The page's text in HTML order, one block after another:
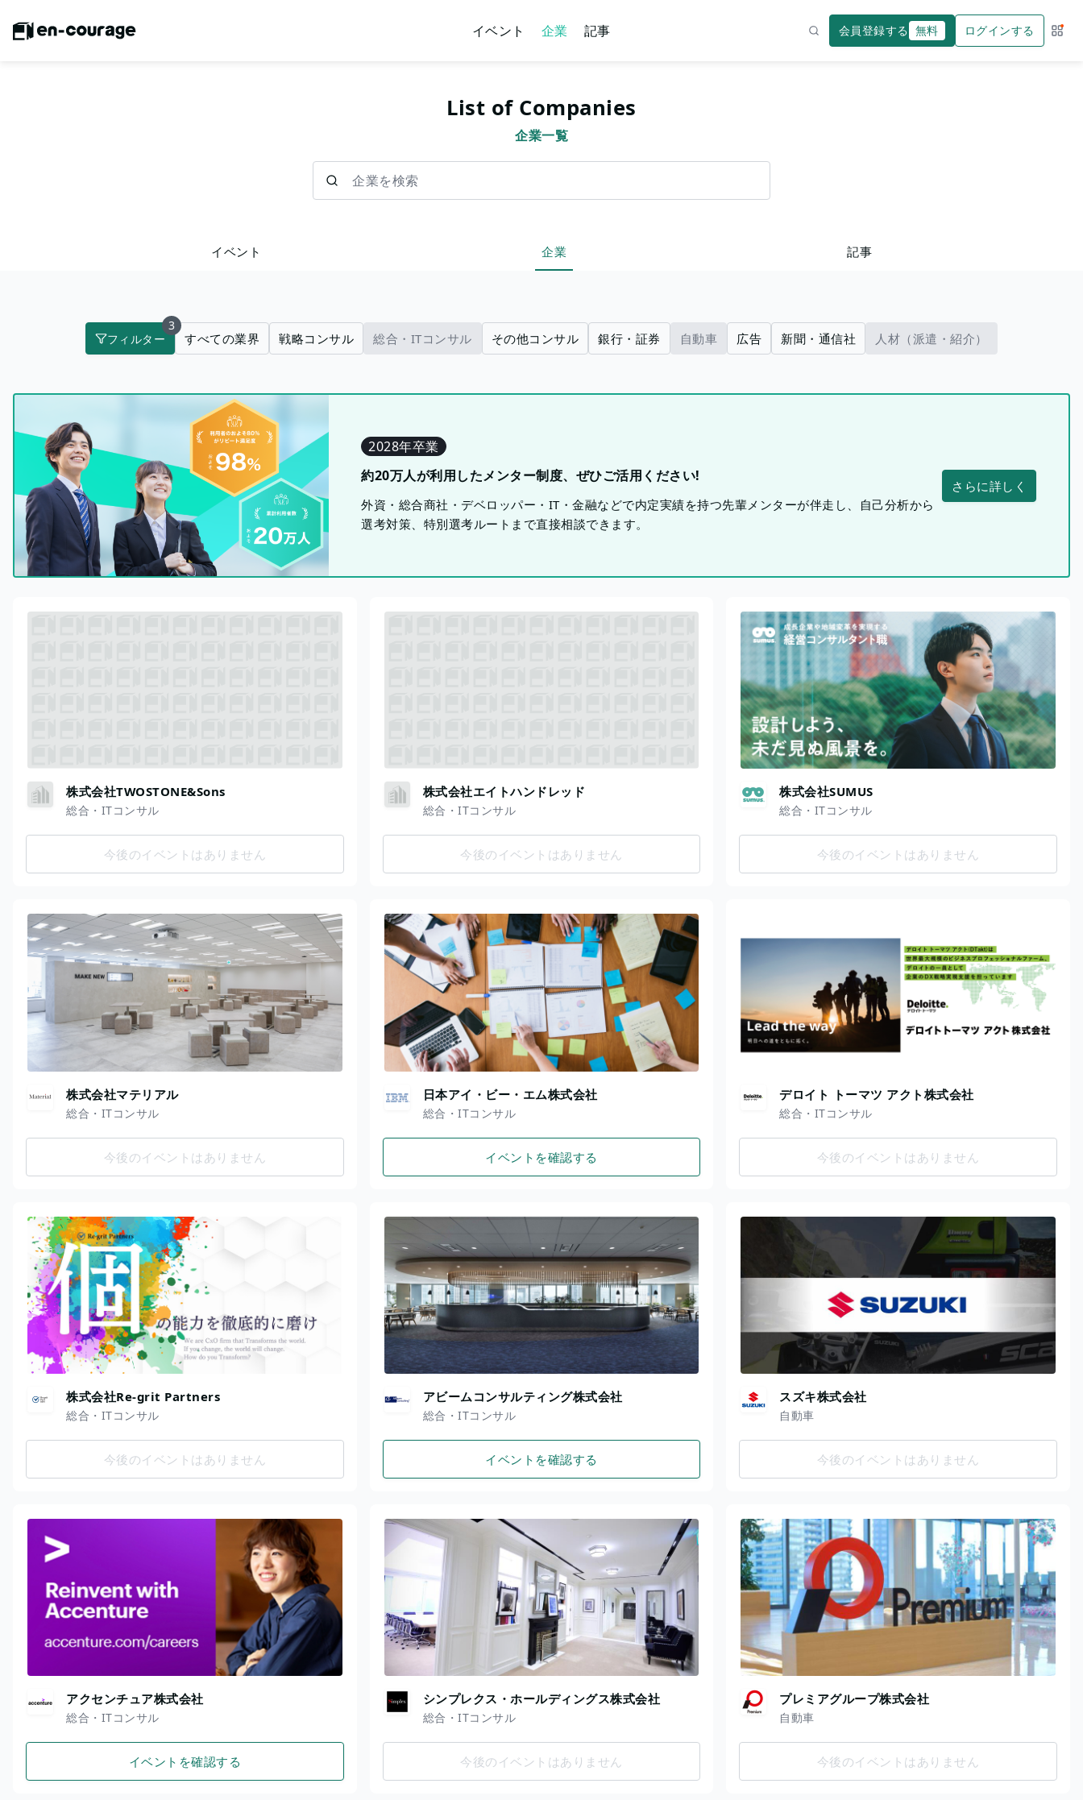
イベント 企業 記事 会員登録する 無料 ログインする サー
List of Companies
企業一覧
イベント 企業 記事
フィルター
3
すべての業界 戦略コンサル 総合・ITコンサル その他コンサル 銀行・証券 自動車 広告 新聞・通信社 人材（派遣・紹介）
2028年卒業
約20万人が利用したメンター制度、ぜひご活用ください!
外資・総合商社・デベロッパー・IT・金融などで内定実績を持つ先輩メンターが伴走し、自己分析から
選考対策、特別選考ルートまで直接相談できます。
さらに詳しく
株式会社TWOSTONE&Sons
総合・ITコンサル
今後のイベントはありません
株式会社エイトハンドレッド
総合・ITコンサル
今後のイベントはありません
株式会社SUMUS
総合・ITコンサル
今後のイベントはありません
株式会社マテリアル
総合・ITコンサル
今後のイベントはありません
日本アイ・ビー・エム株式会社
総合・ITコンサル
イベントを確認する
デロイト トーマツ アクト株式会社
総合・ITコンサル
今後のイベントはありません
株式会社Re-grit Partners
総合・ITコンサル
今後のイベントはありません
アビームコンサルティング株式会社
総合・ITコンサル
イベントを確認する
スズキ株式会社
自動車
今後のイベントはありません
アクセンチュア株式会社
総合・ITコンサル
イベントを確認する
シンプレクス・ホールディングス株式会社
総合・ITコンサル
今後のイベントはありません
プレミアグループ株式会社
自動車
今後のイベントはありません